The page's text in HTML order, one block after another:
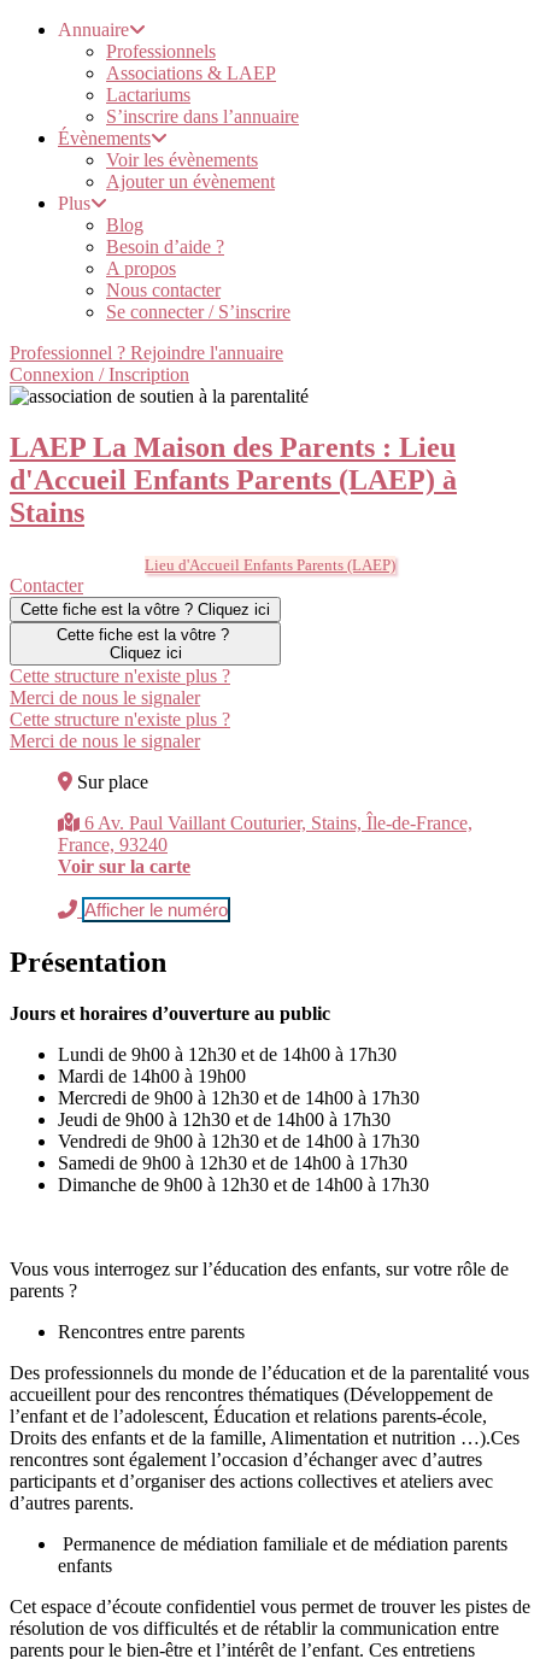
Annuaire
Professionnels
Associations & LAEP
Lactariums
S’inscrire dans l’annuaire
Évènements
Voir les évènements
Ajouter un évènement
Plus
Blog
Besoin d’aide ?
A propos
Nous contacter
Se connecter / S’inscrire
Professionnel ? Rejoindre l'annuaire
Connexion / Inscription
LAEP La Maison des Parents : Lieu
d'Accueil Enfants Parents (LAEP) à
Stains
Lieu d'Accueil Enfants Parents (LAEP)
Contacter
Cette fiche est la vôtre ? Cliquez ici
Cette fiche est la vôtre ?
Cliquez ici
Cette structure n'existe plus ?
Merci de nous le signaler
Cette structure n'existe plus ?
Merci de nous le signaler
Sur place
6 Av. Paul Vaillant Couturier, Stains, Île-de-France,
France, 93240
Voir sur la carte
Afficher le numéro
Présentation
Jours et horaires d’ouverture au public
Lundi de 9h00 à 12h30 et de 14h00 à 17h30
Mardi de 14h00 à 19h00
Mercredi de 9h00 à 12h30 et de 14h00 à 17h30
Jeudi de 9h00 à 12h30 et de 14h00 à 17h30
Vendredi de 9h00 à 12h30 et de 14h00 à 17h30
Samedi de 9h00 à 12h30 et de 14h00 à 17h30
Dimanche de 9h00 à 12h30 et de 14h00 à 17h30
Vous vous interrogez sur l’éducation des enfants, sur votre rôle de
parents ?
Rencontres entre parents
Des professionnels du monde de l’éducation et de la parentalité vous
accueillent pour des rencontres thématiques (Développement de
l’enfant et de l’adolescent, Éducation et relations parents-école,
Droits des enfants et de la famille, Alimentation et nutrition …).Ces
rencontres sont également l’occasion d’échanger avec d’autres
participants et d’organiser des actions collectives et ateliers avec
d’autres parents.
Permanence de médiation familiale et de médiation parents
enfants
Cet espace d’écoute confidentiel vous permet de trouver les pistes de
résolution de vos difficultés et de rétablir la communication entre
parents pour le bien-être et l’intérêt de l’enfant. Ces entretiens